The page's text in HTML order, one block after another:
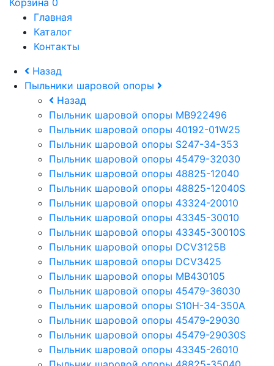
Корзина 0
Главная
Каталог
Контакты
Назад
Пыльники шаровой опоры
Назад
Пыльник шаровой опоры MB922496
Пыльник шаровой опоры 40192-01W25
Пыльник шаровой опоры S247-34-353
Пыльник шаровой опоры 45479-32030
Пыльник шаровой опоры 48825-12040
Пыльник шаровой опоры 48825-12040S
Пыльник шаровой опоры 43324-20010
Пыльник шаровой опоры 43345-30010
Пыльник шаровой опоры 43345-30010S
Пыльник шаровой опоры DCV3125B
Пыльник шаровой опоры DCV3425
Пыльник шаровой опоры MB430105
Пыльник шаровой опоры 45479-36030
Пыльник шаровой опоры S10H-34-350A
Пыльник шаровой опоры 45479-29030
Пыльник шаровой опоры 45479-29030S
Пыльник шаровой опоры 43345-26010